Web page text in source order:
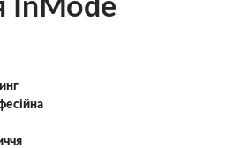
InMode